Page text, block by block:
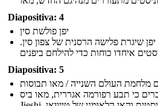
Diapositiva: 4
יפן פולשת סין
שיגרת פלישה הרסנית של צפון סין.
Diapositiva: 5
כי תבע רפורמה אגררית, מאו ביס